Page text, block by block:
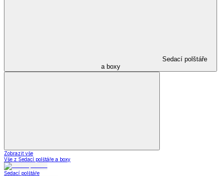
Sedací polštáře
a boxy
Zobrazit vše
Vše z Sedací polštáře a boxy
Sedací polštáře